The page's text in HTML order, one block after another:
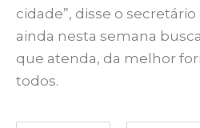
cidade”, disse o
ainda nesta semana
que atenda, da melhor
todos.